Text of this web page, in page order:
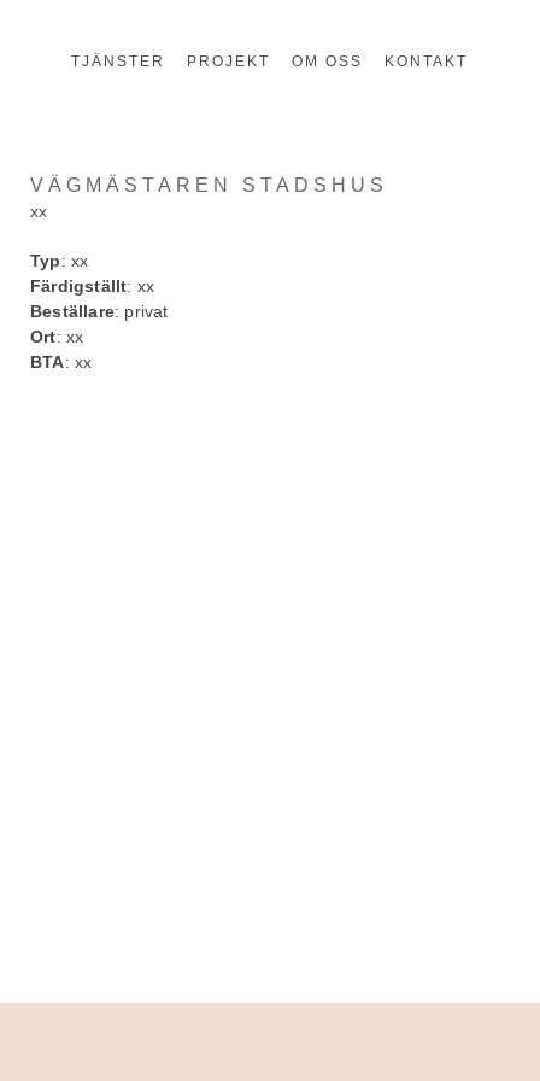
TJÄNSTER PROJEKT OM OSS KONTAKT
VÄGMÄSTAREN STADSHUS
xx
Typ: xx
Färdigställt: xx
Beställare: privat
Ort: xx
BTA: xx